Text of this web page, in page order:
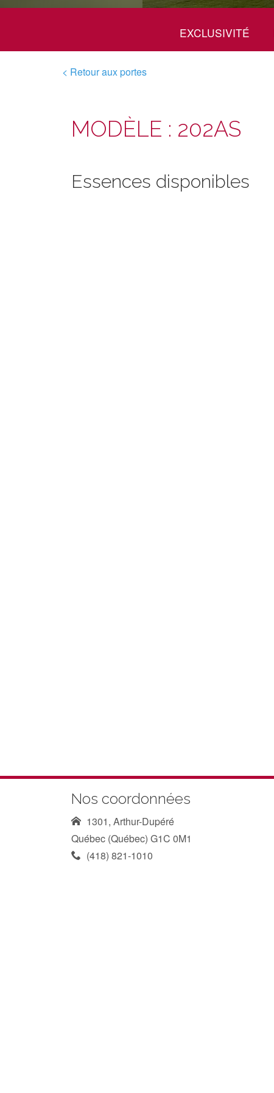
EXCLUSIVITÉ
< Retour aux portes
MODÈLE : 202AS
Essences disponibles
Nos coordonnées
1301, Arthur-Dupéré
Québec (Québec) G1C 0M1
(418) 821-1010